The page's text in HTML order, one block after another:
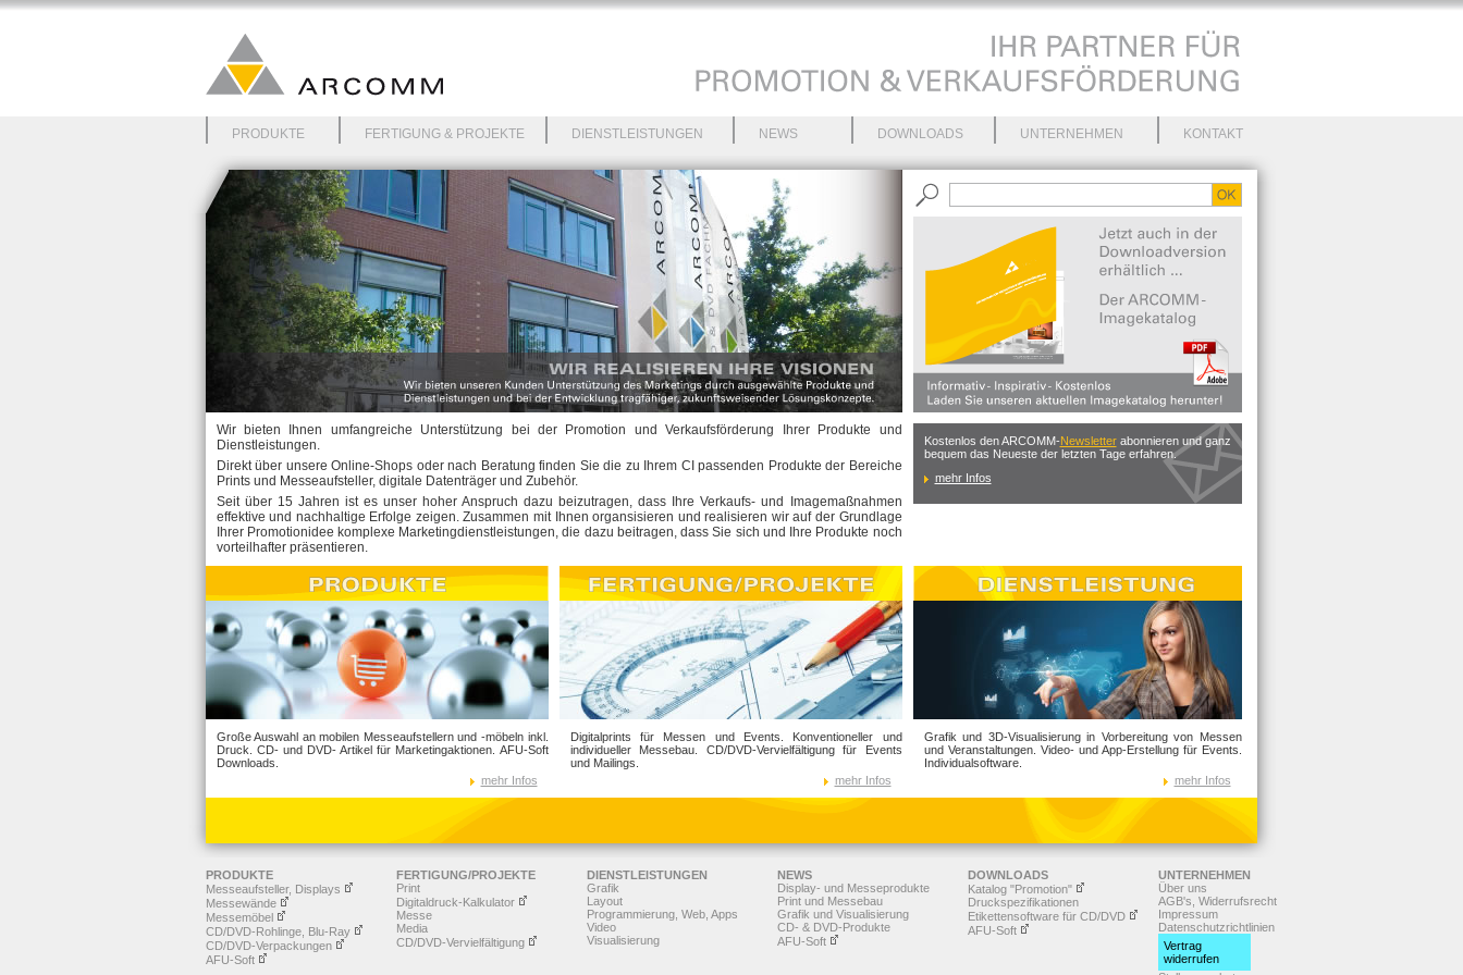
Impressum & Datenschutz
PRODUKTE FERTIGUNG & PROJEKTE DIENSTLEISTUNGEN NEWS DOWNLOADS UNTERNEHMEN KONTAKT
Wir bieten Ihnen umfangreiche Unterstützung bei der Promotion und Verkaufsförderung Ihrer Produkte und
Dienstleistungen.
Direkt über unsere Online-Shops oder nach Beratung finden Sie die zu Ihrem CI passenden Produkte der Bereiche
Prints und Messeaufsteller, digitale Datenträger und Zubehör.
Seit über 15 Jahren ist es unser hoher Anspruch dazu beizutragen, dass Ihre Verkaufs- und Imagemaßnahmen
effektive und nachhaltige Erfolge zeigen. Zusammen mit Ihnen organsisieren und realisieren wir auf der Grundlage
Ihrer Promotionidee komplexe Marketingdienstleistungen, die dazu beitragen, dass Sie sich und Ihre Produkte noch
vorteilhafter präsentieren.
Kostenlos den ARCOMM-Newsletterabonnieren und ganz
bequem das Neueste der letzten Tage erfahren.
mehr Infos
Große Auswahl an mobilen Messeaufstellern und -möbeln inkl.
Druck. CD- und DVD- Artikel für Marketingaktionen. AFU-Soft
Downloads.
mehr Infos
Digitalprints für Messen und Events. Konventioneller und
individueller Messebau. CD/DVD-Vervielfältigung für Events
und Mailings.
mehr Infos
Grafik und 3D-Visualisierung in Vorbereitung von Messen
und Veranstaltungen. Video- und App-Erstellung für Events.
Individualsoftware.
mehr Infos
PRODUKTE
Messeaufsteller, Displays
Messewände
Messemöbel
CD/DVD-Rohlinge, Blu-Ray
CD/DVD-Verpackungen
AFU-Soft
FERTIGUNG/PROJEKTE
Print
Digitaldruck-Kalkulator
Messe
Media
CD/DVD-Vervielfältigung
DIENSTLEISTUNGEN
Grafik
Layout
Programmierung, Web, Apps
Video
Visualisierung
NEWS
Display- und Messeprodukte
Print und Messebau
Grafik und Visualisierung
CD- & DVD-Produkte
AFU-Soft
DOWNLOADS
Katalog "Promotion"
Druckspezifikationen
Etikettensoftware für CD/DVD
AFU-Soft
UNTERNEHMEN
Über uns
AGB's, Widerrufsrecht
Impressum
Datenschutzrichtlinien
Vertrag
widerrufen